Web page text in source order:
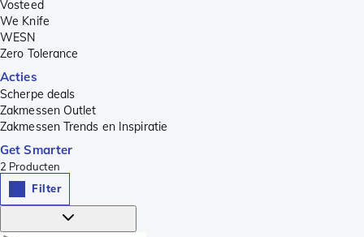
Vosteed
We Knife
WESN
Zero Tolerance
Acties
Scherpe deals
Zakmessen Outlet
Zakmessen Trends en Inspiratie
Get Smarter
2 Producten
Filter